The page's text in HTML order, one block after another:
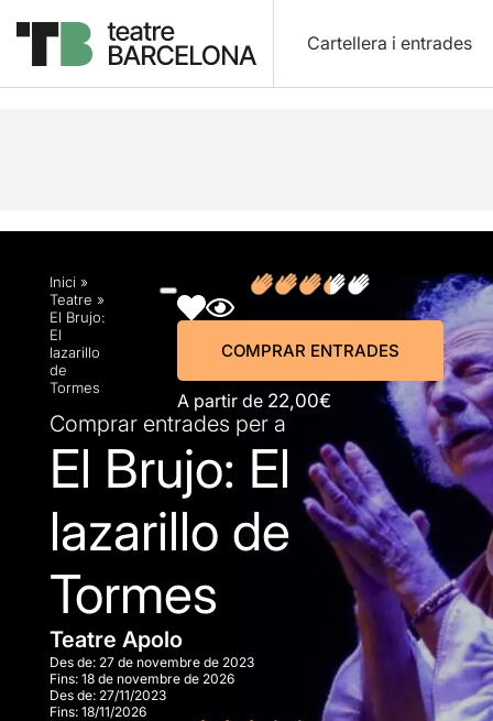
Cartellera i entrades
Descripció Horaris Fitxa artística Fotos i
Inici »
Teatre »
El Brujo:
El
lazarillo
de
Tormes
A partir de 22,00€
COMPRAR ENTRADES
Comprar entrades per a
El Brujo: El
lazarillo de
Tormes
Teatre Apolo
Des de: 27 de novembre de 2023
Fins: 18 de novembre de 2026
Des de: 27/11/2023
Fins: 18/11/2026